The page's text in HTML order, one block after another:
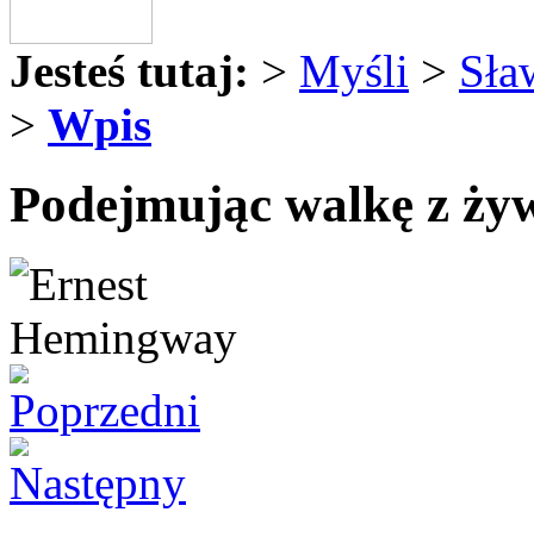
Jesteś tutaj: > Myśli >
> Wpis
Podejmując walkę z